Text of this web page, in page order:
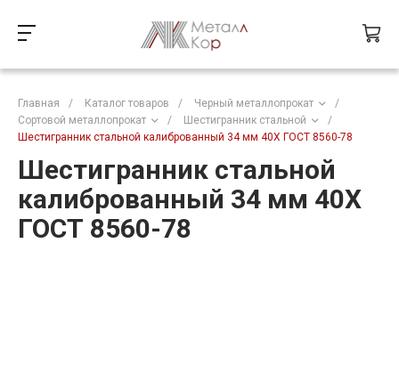
Главная / Каталог товаров / Черный металлопрокат
/
Сортовой металлопрокат
/ Шестигранник стальной
/
Шестигранник стальной калиброванный 34 мм 40Х ГОСТ 8560-78
Шестигранник стальной
калиброванный 34 мм 40Х
ГОСТ 8560-78